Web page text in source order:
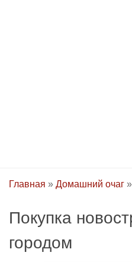
Главная » Домашний очаг »
Покупка
городом